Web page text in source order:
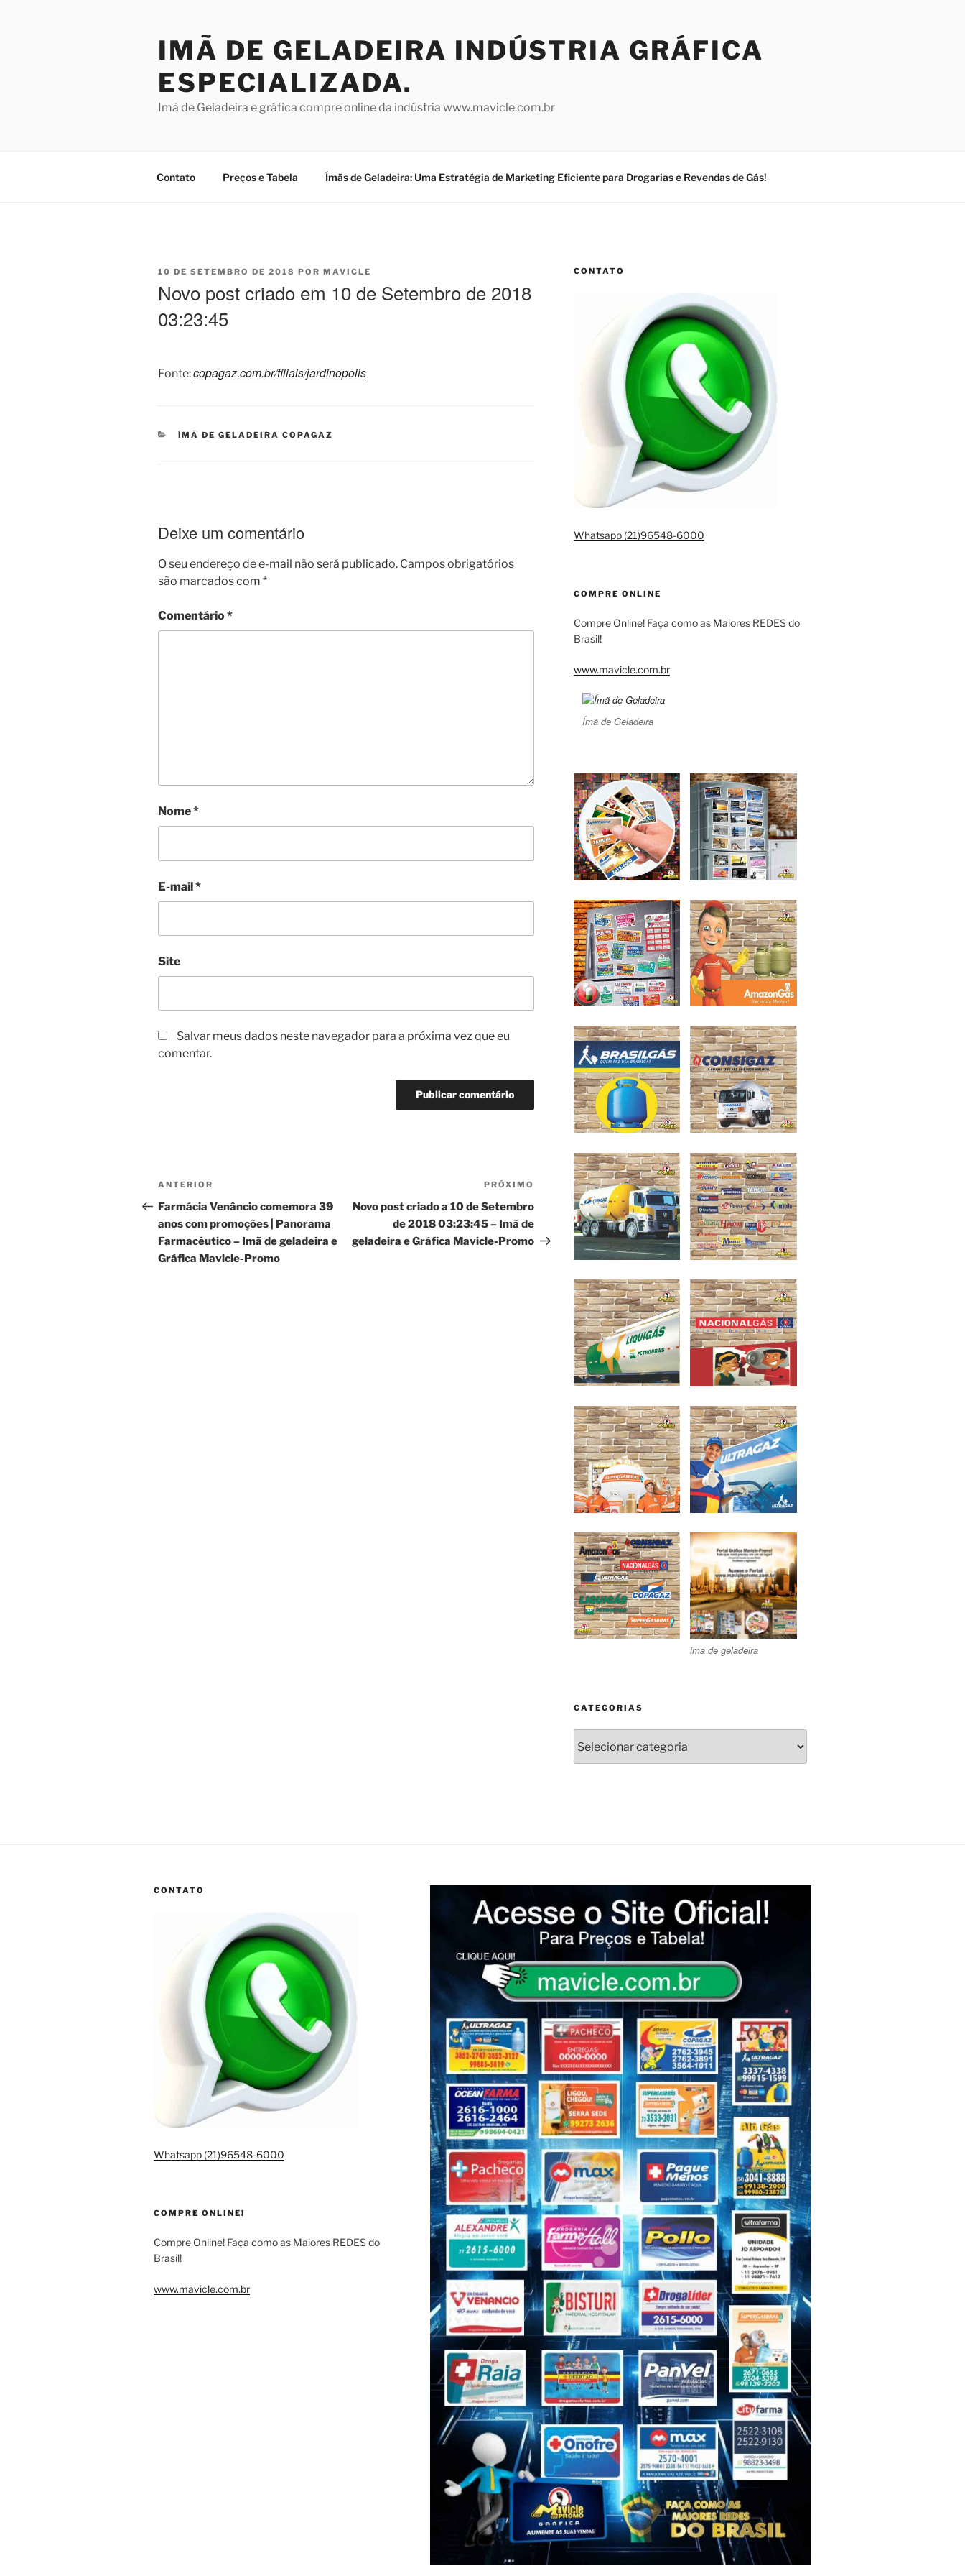
IMÃ DE GELADEIRA INDÚSTRIA GRÁFICA
ESPECIALIZADA.
Imã de Geladeira e gráfica compre online da indústria www.mavicle.com.br
Contato Preços e Tabela Ímãs de Geladeira: Uma Estratégia de Marketing Eficiente para Drogarias e Revendas de Gás!
PUBLICADO
10 DE SETEMBRO DE 2018 POR MAVICLE
Novo post criado em 10 de Setembro de 2018
03:23:45
Fonte:copagaz.com.br/filiais/jardinopolis
CATEGORIAS
ÍMÃ DE GELADEIRA COPAGAZ
Deixe um comentário
O seu endereço de e-mail não será publicado. Campos obrigatórios
são marcados com *
Comentário*
Nome*
E-mail*
Site
Salvar meus dados neste navegador para a próxima vez que eu
comentar.
Navegação
de
Post
Post
anterior
ANTERIOR
Farmácia Venâncio comemora 39
anos com promoções | Panorama
Farmacêutico – Imã de geladeira e
Gráfica Mavicle-Promo
Próximo
post
PRÓXIMO
Novo post criado a 10 de Setembro
de 2018 03:23:45 – Imã de
geladeira e Gráfica Mavicle-Promo
CONTATO
Whatsapp (21)96548-6000
COMPRE ONLINE
Compre Online! Faça como as Maiores REDES do
Brasil!
www.mavicle.com.br
Ímã de Geladeira
ima de geladeira
CATEGORIAS
CONTATO
Whatsapp (21)96548-6000
COMPRE ONLINE!
Compre Online! Faça como as Maiores REDES do
Brasil!
www.mavicle.com.br